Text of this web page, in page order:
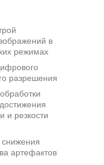
в
режимах
разрешения
и резкости
артефактов